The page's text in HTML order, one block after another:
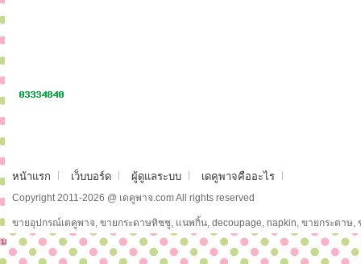
หน้าแรก เว็บบอร์ด ผู้ดูแลระบบ เดคูพาจคืออะไร
Copyright 2011-2026 @ เดคูพาจ.com All rights reserved
ขายอุปกรณ์เดคูพาจ, ขายกระดาษทิชชู, แนพกิ้น, decoupage, napkin, ขายกระดาษ
ม